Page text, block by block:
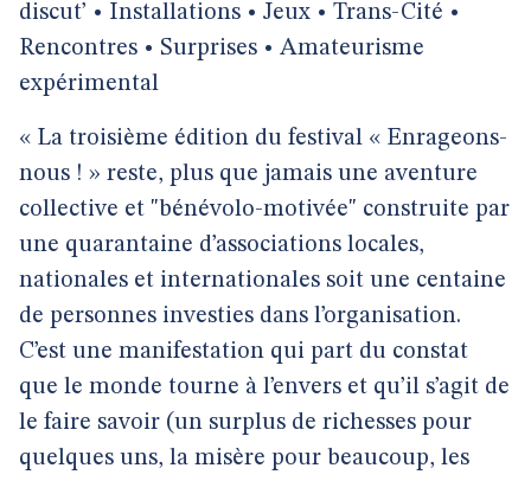
discut’ • Installations • Jeux • Trans-Cité •
Rencontres • Surprises • Amateurisme
expérimental
« La troisième édition du festival « Enrageons-
nous ! » reste, plus que jamais une aventure
collective et "bénévolo-motivée" construite par
une quarantaine d’associations locales,
nationales et internationales soit une centaine
de personnes investies dans l’organisation.
C’est une manifestation qui part du constat
que le monde tourne à l’envers et qu’il s’agit de
le faire savoir (un surplus de richesses pour
quelques uns, la misère pour beaucoup, les